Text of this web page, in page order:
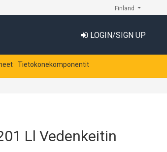
Finland
LOGIN/SIGN UP
Tietokonekomponentit
Ll Vedenkeitin